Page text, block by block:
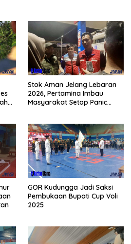
Stok Aman Jelang Lebaran
2026, Pertamina Imbau
Masyarakat Setop Panic
GOR Kudungga Jadi Saksi
Pembukaan Bupati Cup Voli
2025